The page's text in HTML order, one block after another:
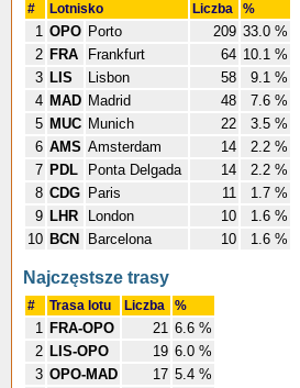
# Lotnisko Liczba %
1 OPO Porto 209 33.0 %
2 FRA Frankfurt 64 10.1 %
3 LIS Lisbon 58
9.1 %
4 MAD Madrid 48
7.6 %
5 MUC Munich 22
3.5 %
6 AMS Amsterdam 14
2.2 %
7 PDL Ponta Delgada 14
2.2 %
8 CDG Paris 11
1.7 %
9 LHR London 10
1.6 %
10 BCN Barcelona 10 1.6 %
Najczęstsze trasy
# Trasa lotu Liczba %
1 FRA-OPO 21 6.6 %
2 LIS-OPO 19 6.0 %
3 OPO-MAD 17 5.4 %